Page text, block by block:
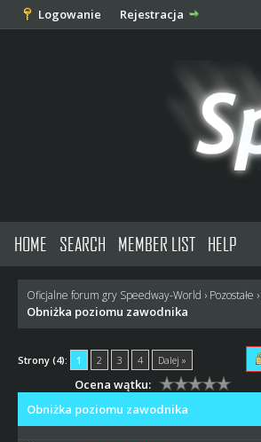
Logowanie Rejestracja
HOME SEARCH MEMBER LIST HELP
Oficjalne forum gry Speedway-World › Pozostałe ›
Obniżka poziomu zawodnika
Strony (4): 1 2 3 4 Dalej »
Ocena wątku:
Obniżka poziomu zawodnika